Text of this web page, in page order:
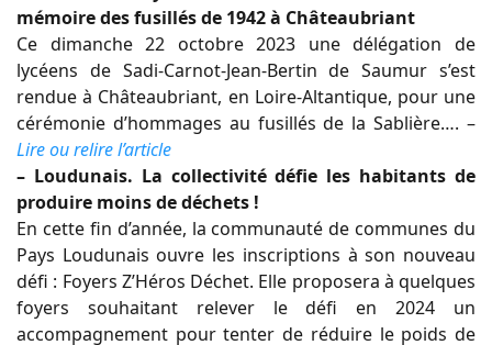
mémoire des fusillés de 1942 à Châteaubriant
Ce dimanche 22 octobre 2023 une délégation de
lycéens de Sadi-Carnot-Jean-Bertin de Saumur s’est
rendue à Châteaubriant, en Loire-Altantique, pour une
cérémonie d’hommages au fusillés de la Sablière…. –
Lire ou relire l’article
– Loudunais. La collectivité défie les habitants de
produire moins de déchets !
En cette fin d’année, la communauté de communes du
Pays Loudunais ouvre les inscriptions à son nouveau
défi : Foyers Z’Héros Déchet. Elle proposera à quelques
foyers souhaitant relever le défi en 2024 un
accompagnement pour tenter de réduire le poids de